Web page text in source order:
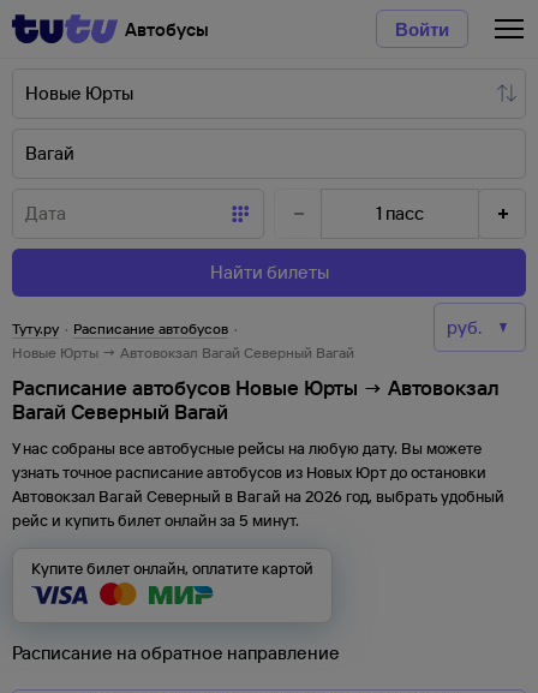
Автобусы Войти
1 пасс
Найти билеты
Туту.ру · Расписание автобусов ·
Новые Юрты → Автовокзал Вагай Северный Вагай
Расписание автобусов Новые Юрты → Автовокзал
Вагай Северный Вагай
У нас собраны все автобусные рейсы на любую дату. Вы можете
узнать точное расписание автобусов из Новых Юрт доостановки
Автовокзал Вагай Северный в Вагай на 2026 год, выбрать удобный
рейс и купить билет онлайн за 5 минут.
Купите билет онлайн, оплатите картой
Расписание на обратное направление